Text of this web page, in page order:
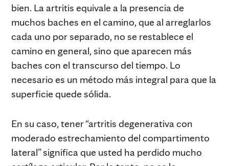
bien. La artritis equivale a la presencia de
muchos baches en el camino, que al arreglarlos
cada uno por separado, no se restablece el
camino en general, sino que aparecen más
baches con el transcurso del tiempo. Lo
necesario es un método más integral para que la
superficie quede sólida.
En su caso, tener “artritis degenerativa con
moderado estrechamiento del compartimento
lateral” significa que usted ha perdido mucho